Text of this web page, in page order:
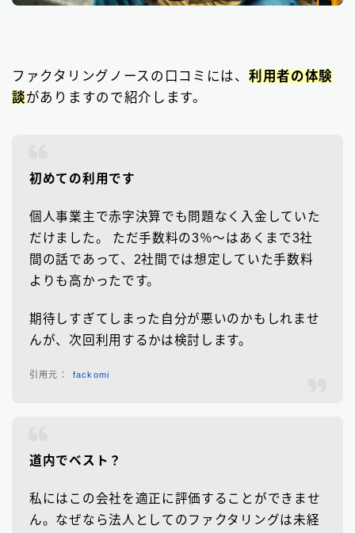
ファクタリングノースの口コミには、 利用者の体験
談がありますので紹介します。
初めての利用です
個人事業主で赤字決算でも問題なく入金していた
だけました。 ただ手数料の3％～はあくまで3社
間の話であって、2社間では想定していた手数料
よりも高かったです。
期待しすぎてしまった自分が悪いのかもしれませ
んが、次回利用するかは検討します。
fackomi
道内でベスト？
私にはこの会社を適正に評価することができませ
ん。なぜなら法人としてのファクタリングは未経